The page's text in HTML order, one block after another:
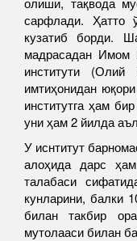
сарфлади. Ҳатто
кузатиб борди.
мадрасадан Имом
институти (Олий
имтиҳонидан
институтга ҳам
уни ҳам 2 йилда
У иснтитут
алоҳида дарс
талабаси
кунларини, балки
билан такбир
мутолааси билан